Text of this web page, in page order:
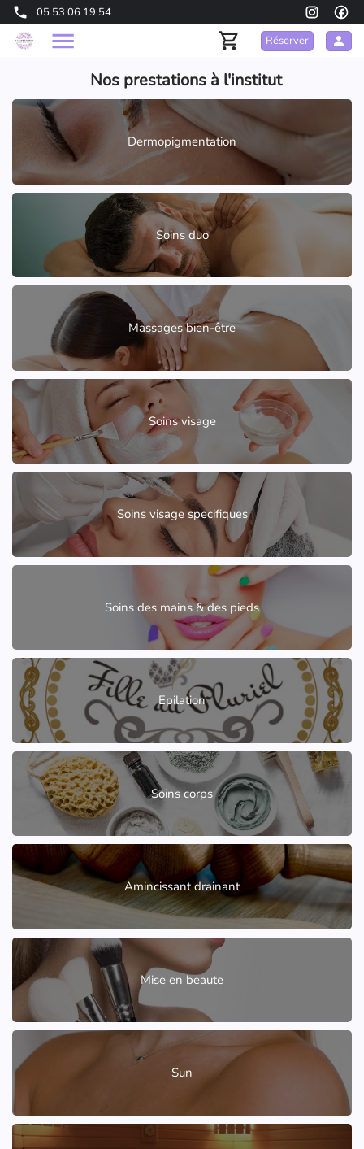
05 53 06 19 54
Réserver
Nos prestations à l'institut
Dermopigmentation
Soins duo
Massages bien-être
Soins visage
Soins visage specifiques
Soins des mains & des pieds
Epilation
Soins corps
Amincissant drainant
Mise en beaute
Sun